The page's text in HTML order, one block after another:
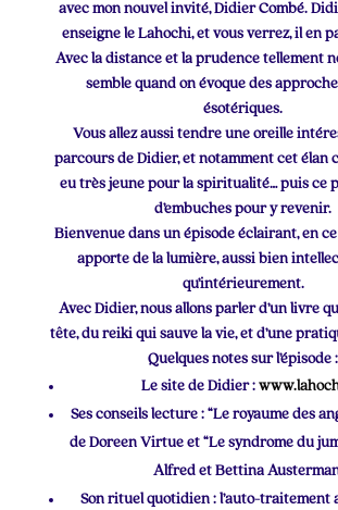
avec mon nouvel invité, Didier Combé.
enseigne le Lahochi, et vous verrez, il en
Avec la distance et la prudence tellement
semble quand on évoque des
ésotériques.
Vous allez aussi tendre une oreille
parcours de Didier, et notamment cet élan
eu très jeune pour la spiritualité… puis ce
d’embuches pour y revenir.
Bienvenue dans un épisode éclairant, en ce
apporte de la lumière, aussi bien
qu’intérieurement.
Avec Didier, nous allons parler d’un livre
tête, du reiki qui sauve la vie, et d’une
Quelques notes sur l’épisode :
Le site de Didier :
Ses conseils lecture : “Le royaume des
de Doreen Virtue et “Le syndrome du
Alfred et Bettina
Son rituel quotidien : l’auto-traitement